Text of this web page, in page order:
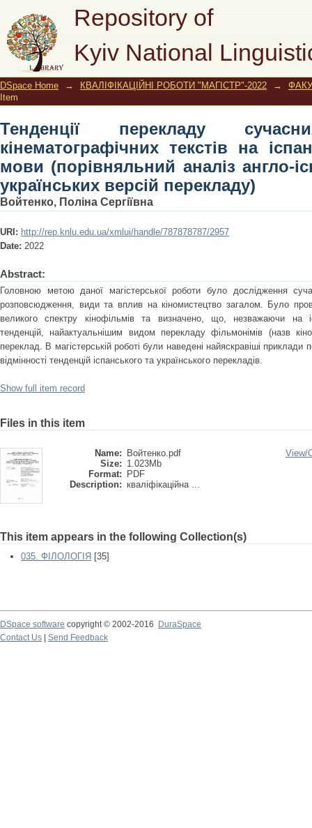
Repository of
Kyiv National
Тенденції перекладу сучасних
іспанську й українську мови
українських версій перекладу)
DSpace Home → КВАЛІФІКАЦІЙНІ РОБОТИ "МАГІСТР"-2022 →
Item
Тенденції перекладу
кінематографічних текстів на
мови (порівняльний аналіз англо-
українських версій перекладу)
Войтенко, Поліна Сергіївна
URI: http://rep.knlu.edu.ua/xmlui/handle/787878787/2957
Date: 2022
Abstract:
Головною метою даної магістерської роботи було дослідження
розповсюдження, види та вплив на кіномистецтво загалом. Було
великого спектру кінофільмів та визначено, що, незважаючи на
тенденцій, найактуальнішим видом перекладу фільмонімів (назв
переклад. В магістерській роботі були наведені найяскравіші приклади
відмінності тенденцій іспанського та українського перекладів.
Show full item record
Files in this item
Name:
Войтенко.pdf
Size: 1.023Mb
Format:
PDF
Description: кваліфікаційна ...
View/
This item appears in the following Collection(s)
035. ФІЛОЛОГІЯ [35]
DSpace software copyright © 2002-2016
DuraSpace
Contact Us
Send Feedback